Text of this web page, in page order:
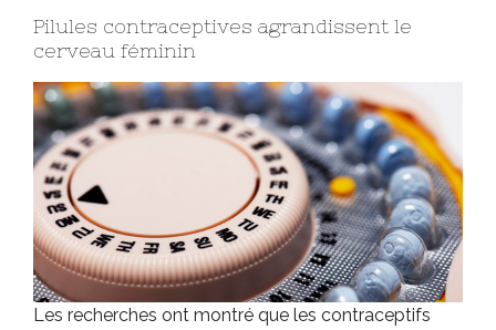
Pilules contraceptives agrandissent le
cerveau féminin
Les recherches ont montré que les contraceptifs